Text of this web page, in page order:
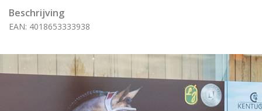
Beschrijving
EAN: 4018653333938